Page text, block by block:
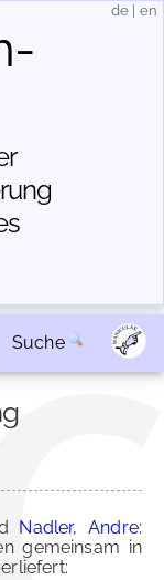
de en
Suche
Nadler, Andre:
gemeinsam in